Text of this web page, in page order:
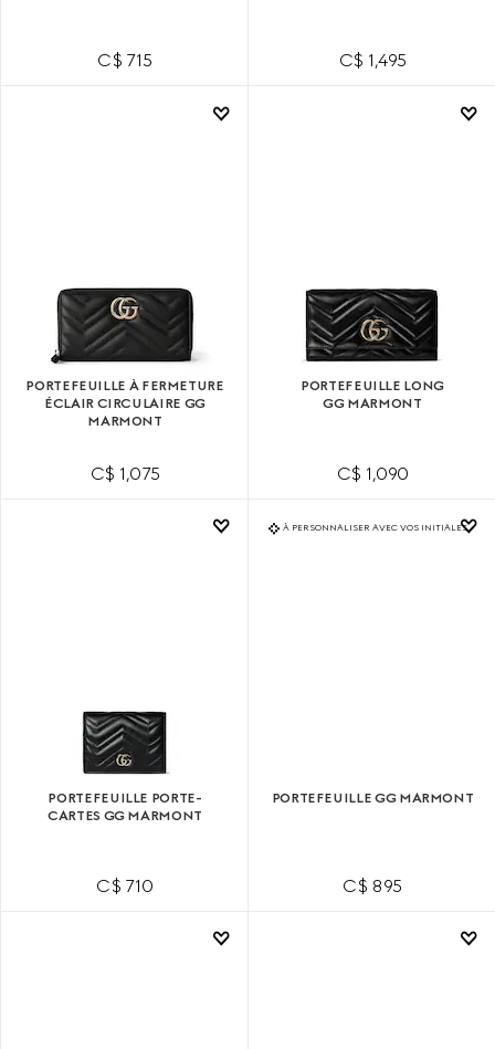
C$ 715 C$ 1,495
PORTEFEUILLE À FERMETURE
ÉCLAIR CIRCULAIRE GG
MARMONT
C$ 1,075
PORTEFEUILLE LONG
GG MARMONT
C$ 1,090
PORTEFEUILLE PORTE-
CARTES GG MARMONT
C$ 710
À PERSONNALISER AVEC VOS INITIALES
PORTEFEUILLE GG MARMONT
C$ 895